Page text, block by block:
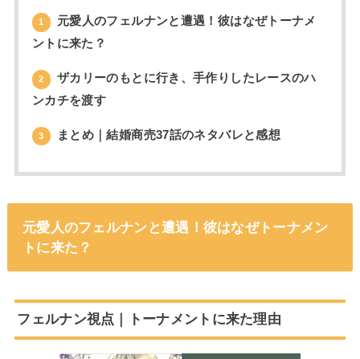
1
元愛人のフェルナンと遭遇！彼はなぜトーナメ
ントに来た？
2
ザカリーのもとに行き、手作りしたレースのハ
ンカチを渡す
3 まとめ｜結婚商売37話のネタバレと感想
元愛人のフェルナンと遭遇！彼はなぜトーナメン
トに来た？
フェルナン視点｜トーナメントに来た理由